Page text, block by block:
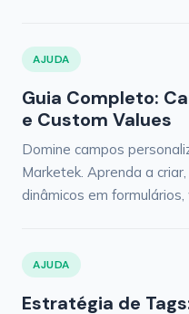
AJUDA
Guia Completo:
e Custom Values
Domine campos
Marketek. Aprenda a
dinâmicos em
AJUDA
Estratégia de